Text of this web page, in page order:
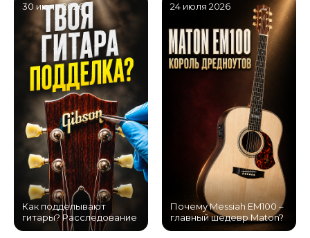
30 июля 2026
Как подделывают
гитары? Расследование
24 июля 2026
Почему Messiah EM100 –
главный шедевр Maton?